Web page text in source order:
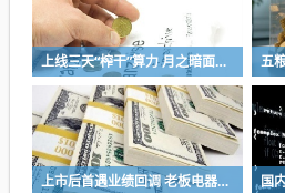
上线三天“榨干”算力 月之暗面被Kimi K3“逼”着IPO
上市后首遇业绩回调 老板电器将完成代际交棒 少帅掌舵闯存量周期